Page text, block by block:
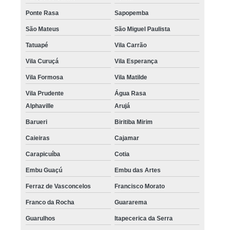
onde encontro pigmentação de cabelo masculino Parque São Rafael
pigmentação capilar em 3d valor Cachoeirinha
onde encontro pigmentação capilar masculina Santa Isabel
pigmentação capilar para homens preço Freguesia do Ó
pigmentação capilar em entradas preço Vila Gustavo
onde encontro pigmentação capilar em 3d Vila Curuçá
pigmentação no couro cabeludo valor Consolação
pigmentação de couro cabeludo preço Sumaré
pigmentação capilar 3d valor Jardins
pigmentação capilar para homens Rio Pequeno
onde encontro pigmentação de couro cabeludo Vila Andrade
pigmentação capilar em entradas valor Alto de Pinheiros
pigmentação de cabelo masculino Mogi das Cruzes
Ponte Rasa Sapopemba
São Mateus São Miguel Paulista
Tatuapé Vila Carrão
Vila Curuçá Vila Esperança
Vila Formosa Vila Matilde
Vila Prudente
Água Rasa
Alphaville
Arujá
Barueri Biritiba Mirim
Caieiras Cajamar
Carapicuíba Cotia
Embu Guaçú Embu das Artes
Ferraz de Vasconcelos Francisco Morato
Franco da Rocha Guararema
Guarulhos Itapecerica da Serra